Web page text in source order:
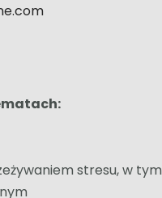
stresu, w tym